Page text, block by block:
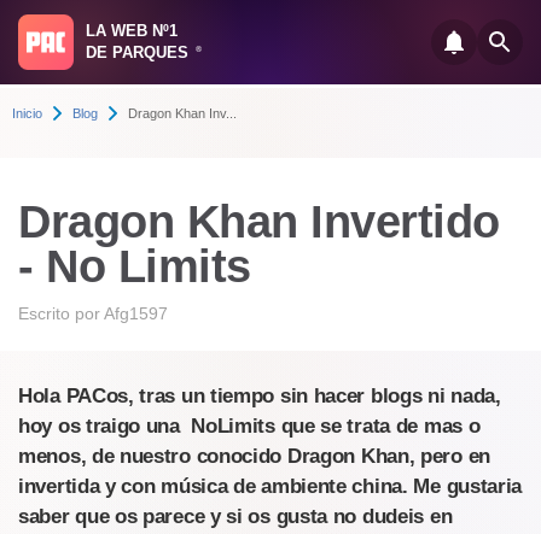
LA WEB Nº1
DE PARQUES
®
Inicio Blog Dragon Khan Inv...
Dragon Khan Invertido
- No Limits
Escrito porAfg1597
Hola PACos, tras un tiempo sin hacer blogs ni nada,
hoy os traigo una NoLimits que se trata de mas o
menos, de nuestro conocido Dragon Khan, pero en
invertida y con música de ambiente china. Me gustaria
saber que os parece y si os gusta no dudeis en